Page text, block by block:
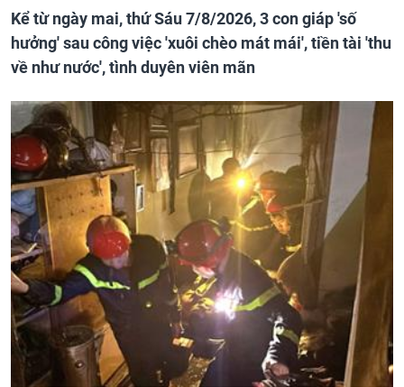
Kể từ ngày mai, thứ Sáu 7/8/2026, 3 con giáp 'số
hưởng' sau công việc 'xuôi chèo mát mái', tiền tài 'thu
về như nước', tình duyên viên mãn